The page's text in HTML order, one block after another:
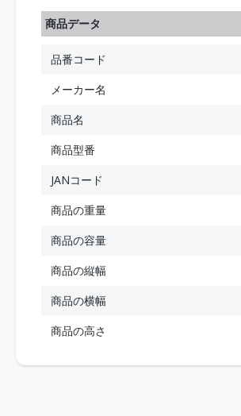
商品データ
品番コード
メーカー名
商品名
商品型番
JANコード
商品の重量
商品の容量
商品の縦幅
商品の横幅
商品の高さ